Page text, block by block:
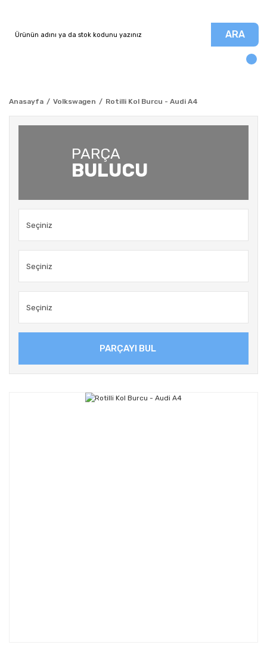
ARA
Anasayfa Volkswagen Rotilli Kol Burcu - Audi A4
PARÇA
BULUCU
PARÇAYI BUL